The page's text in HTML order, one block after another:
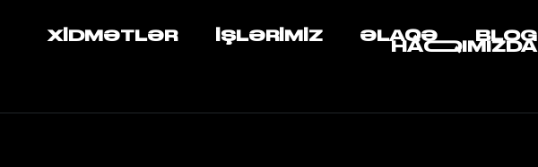
XIDMƏTLƏR İŞLƏRIMIZ ƏLAQƏ BLOG
HAQQIMIZDA